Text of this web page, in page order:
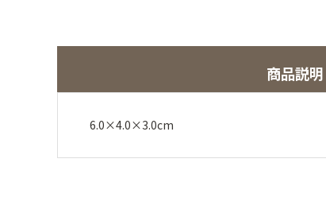
商品説明
6.0×4.0×3.0cm